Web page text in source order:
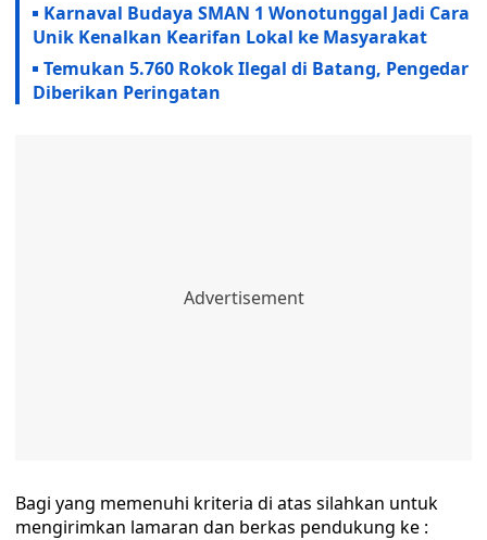
Karnaval Budaya SMAN 1 Wonotunggal Jadi Cara
Unik Kenalkan Kearifan Lokal ke Masyarakat
Temukan 5.760 Rokok Ilegal di Batang, Pengedar
Diberikan Peringatan
Bagi yang memenuhi kriteria di atas silahkan untuk
mengirimkan lamaran dan berkas pendukung ke :